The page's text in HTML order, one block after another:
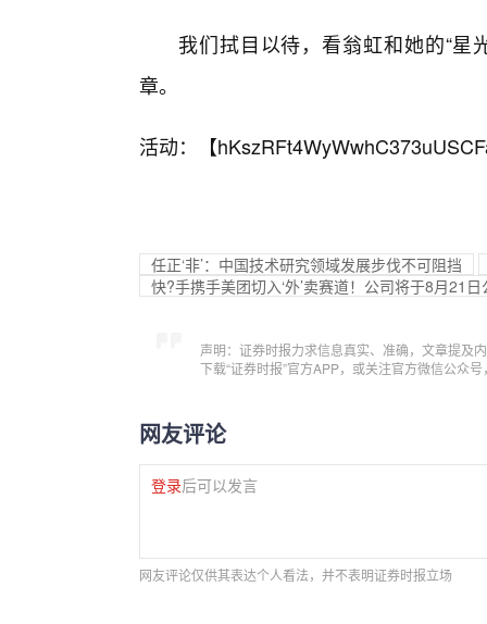
我们拭目以待，看翁虹和她的“星
章。
活动：【
任正‘非’：中国技术研究领域发展步伐不可阻挡
快?手携手美团切入‘外’卖赛道！公司将于8月21
声明：证券时报力求信息真实、准确，文章提及
下载“证券时报”官方APP，或关注官方微信公众
网友评论
登录后可以发言
网友评论仅供其表达个人看法，并不表明证券时报立场